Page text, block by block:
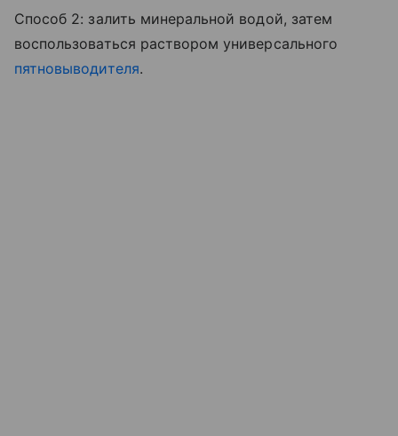
Способ 2: залить минеральной водой, затем
воспользоваться раствором универсального
пятновыводителя.